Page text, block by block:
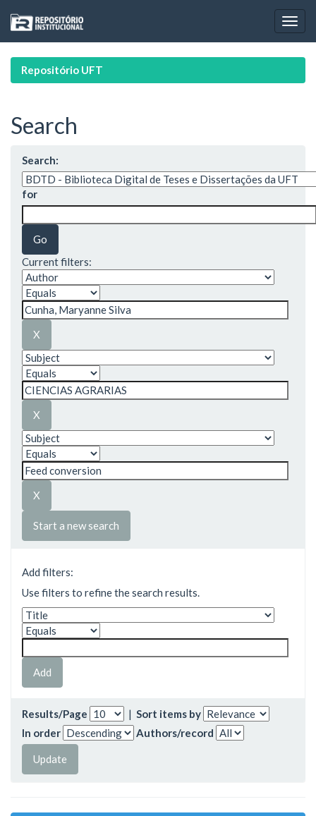
navigation
Repositório UFT
Search
Search:
for
Current filters:
Start a new search
Add filters:
Use filters to refine the search results.
Results/Page | Sort items by
In order
Authors/record